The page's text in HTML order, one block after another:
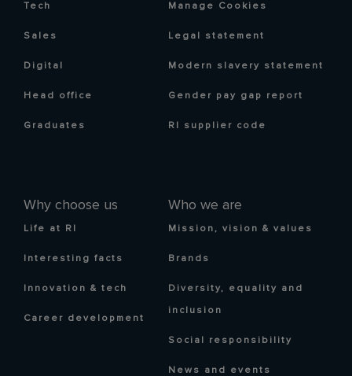
Tech
Sales
Digital
Head office
Graduates
Why choose us
Life at RI
Interesting facts
Innovation & tech
Career development
Who we are
Mission, vision & values
Brands
Diversity, equality and
inclusion
Social responsibility
News and events
Manage Cookies
Legal statement
Modern slavery statement
Gender pay gap report
RI supplier code